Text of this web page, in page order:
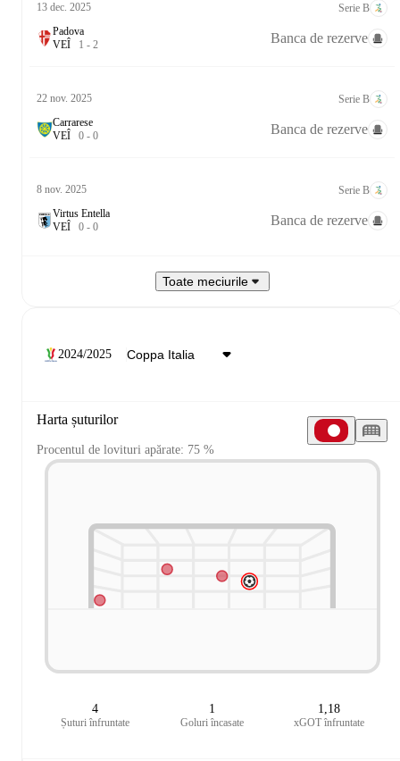
13 dec. 2025
Serie B
Padova
VEÎ 1 - 2 Banca de rezerve
22 nov. 2025
Serie B
Carrarese
VEÎ 0 - 0 Banca de rezerve
8 nov. 2025
Serie B
Virtus Entella
VEÎ 0 - 0 Banca de rezerve
Toate meciurile
2024/2025
Harta șuturilor
Procentul de lovituri apărate: 75 %
4
Șuturi înfruntate
1
Goluri încasate
1,18
xGOT înfruntate